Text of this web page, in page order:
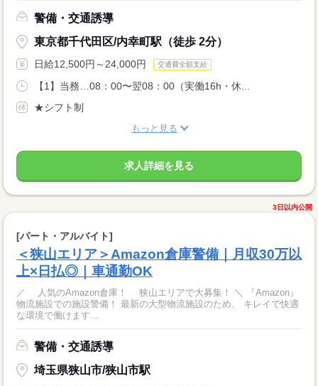
警備・交通誘導
東京都千代田区/内幸町駅（徒歩 2分）
日給12,500円～24,000円 交通費全額支給
【1】当務…08：00〜翌08：00（実働16h・休...
★シフト制
もっと見る
求人詳細を見る
3日以内公開
[パート・アルバイト]
＜狭山エリア＞Amazon倉庫警備｜月収30万以
上×日払◎｜車通勤OK
／ 人気のAmazon倉庫！ 狭山エリアで大募集！ ＼ 『Amazon』
物流施設での施設警備！ 最新の大型物流施設のため、 キレイで快適
な環境で働けます...
警備・交通誘導
埼玉県狭山市/狭山市駅